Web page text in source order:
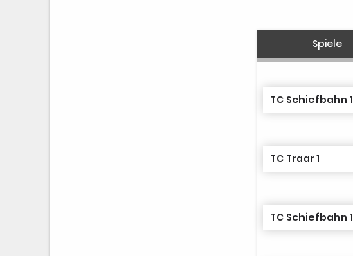
Spiele
TC Schiefbahn 1
TC Traar 1
TC Schiefbahn 1